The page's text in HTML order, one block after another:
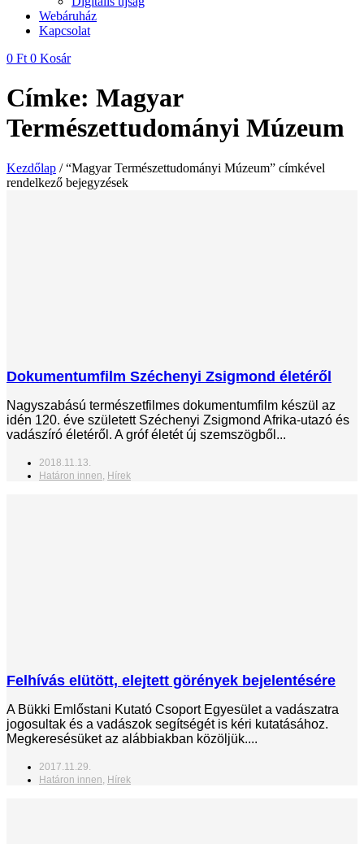
Webáruház
Kapcsolat
0 Ft 0 Kosár
Címke: Magyar
Természettudományi Múzeum
Kezdőlap / “Magyar Természettudományi Múzeum” címkével
rendelkező bejegyzések
Dokumentumfilm Széchenyi Zsigmond életéről
Nagyszabású természetfilmes dokumentumfilm készül az
idén 120. éve született Széchenyi Zsigmond Afrika-utazó és
vadászíró életéről. A gróf életét új szemszögből...
2018.11.13.
Határon innen, Hírek
Felhívás elütött, elejtett görények bejelentésére
A Bükki Emlőstani Kutató Csoport Egyesület a vadászatra
jogosultak és a vadászok segítségét is kéri kutatásához.
Megkeresésüket az alábbiakban közöljük....
2017.11.29.
Határon innen Hírek